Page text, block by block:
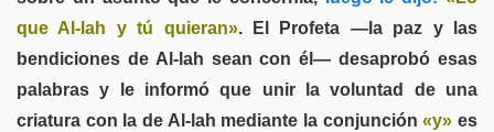
que Al-lah y tú quieran». El Profeta —la paz y las
bendiciones de Al-lah sean con él— desaprobó esas
palabras y le informó que unir la voluntad de una
criatura con la de Al-lah mediante la conjunción«y» es